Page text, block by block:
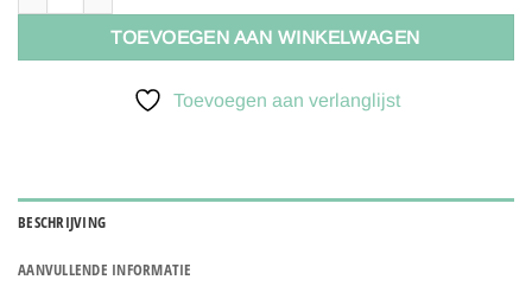
TOEVOEGEN AAN WINKELWAGEN
Toevoegen aan verlanglijst
BESCHRIJVING
AANVULLENDE INFORMATIE